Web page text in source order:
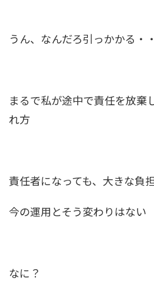
うん、なんだろ引っかかる・
まるで私が途中で責任を放棄
れ方
責任者になっても、大きな負
今の運用とそう変わりはない
なに？